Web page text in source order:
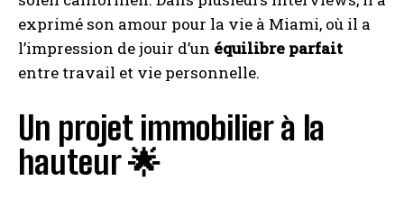
exprimé son amour pour la vie à Miami, où il a
l’impression de jouir d’un équilibre parfait
entre travail et vie personnelle.
Un projet immobilier à la
hauteur 🌟